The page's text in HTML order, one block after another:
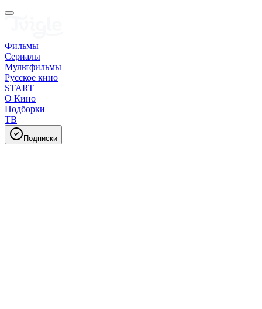
Фильмы
Сериалы
Мультфильмы
Русское кино
START
О Кино
Подборки
ТВ
Подписки